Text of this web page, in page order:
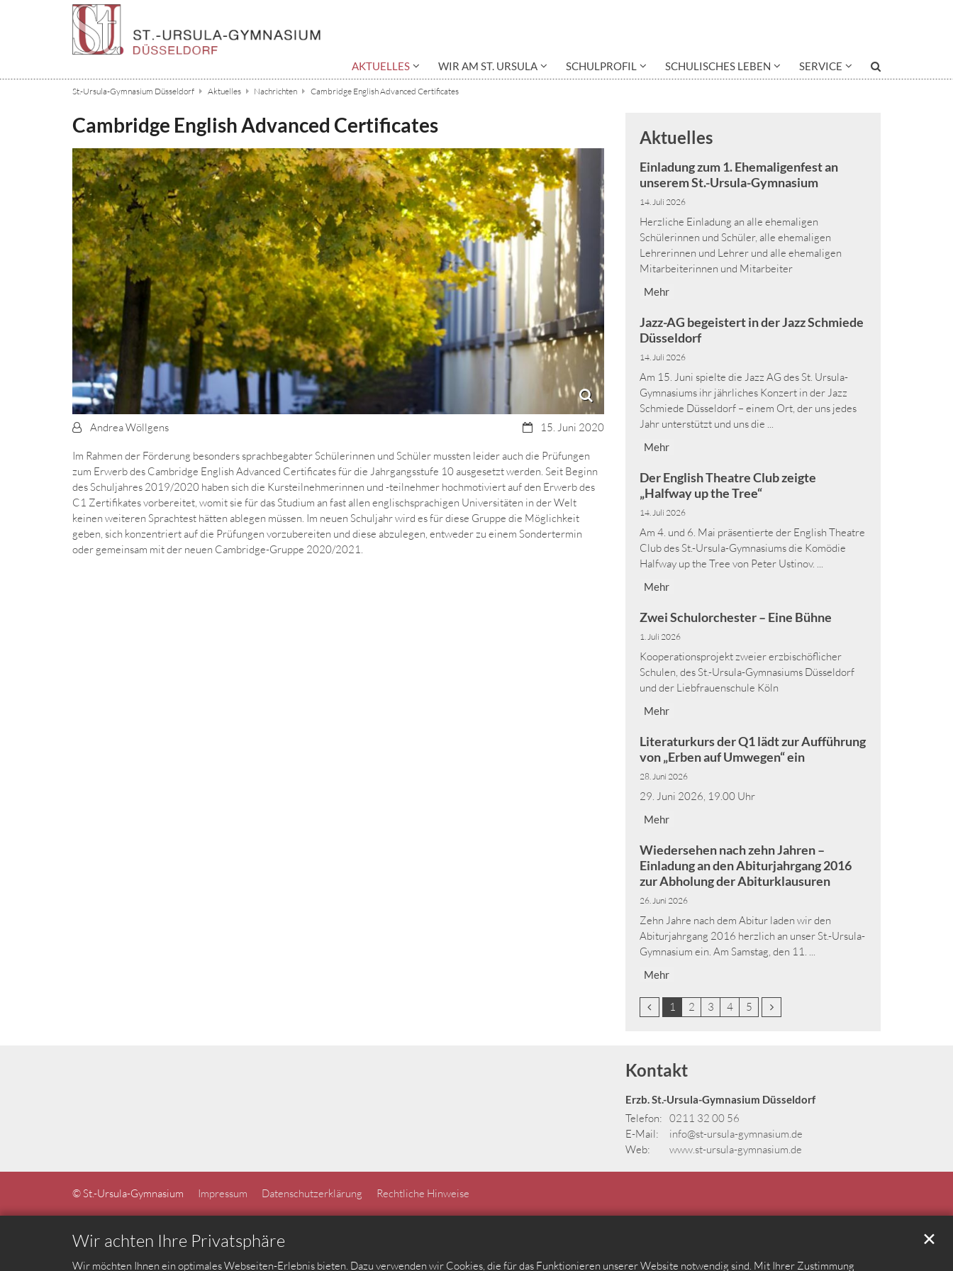
Wir achten Ihre Privatsphäre
Wir möchten Ihnen ein optimales Webseiten-Erlebnis bieten. Dazu verwenden wir Cookies, die für das Funktionieren unserer Website notwendig sind. Mit Ihrer Zustimmung
✕
Zum Inhalt springen
AKTUELLES WIR AM ST. URSULA SCHULPROFIL SCHULISCHES LEBEN SERVICE
St.-Ursula-Gymnasium Düsseldorf Aktuelles Nachrichten Cambridge English Advanced Certificates
Cambridge English Advanced Certificates
Datum:15. Juni 2020
Von:Andrea Wöllgens
Im Rahmen der Förderung besonders sprachbegabter Schülerinnen und Schüler mussten leider auch die Prüfungen
zum Erwerb des Cambridge English Advanced Certificates für die Jahrgangsstufe 10 ausgesetzt werden. Seit Beginn
des Schuljahres 2019/2020 haben sich die Kursteilnehmerinnen und -teilnehmer hochmotiviert auf den Erwerb des
C1 Zertifikates vorbereitet, womit sie für das Studium an fast allen englischsprachigen Universitäten in der Welt
keinen weiteren Sprachtest hätten ablegen müssen. Im neuen Schuljahr wird es für diese Gruppe die Möglichkeit
geben, sich konzentriert auf die Prüfungen vorzubereiten und diese abzulegen, entweder zu einem Sondertermin
oder gemeinsam mit der neuen Cambridge-Gruppe 2020/2021.
Aktuelles
Einladung zum 1. Ehemaligenfest an
unserem St.-Ursula-Gymnasium
14. Juli 2026
Herzliche Einladung an alle ehemaligen
Schülerinnen und Schüler, alle ehemaligen
Lehrerinnen und Lehrer und alle ehemaligen
Mitarbeiterinnen und Mitarbeiter
Mehr
Jazz-AG begeistert in der Jazz Schmiede
Düsseldorf
14. Juli 2026
Am 15. Juni spielte die Jazz AG des St. Ursula-
Gymnasiums ihr jährliches Konzert in der Jazz
Schmiede Düsseldorf – einem Ort, der uns jedes
Jahr unterstützt und uns die ...
Mehr
Der English Theatre Club zeigte
„Halfway up the Tree“
14. Juli 2026
Am 4. und 6. Mai präsentierte der English Theatre
Club des St.-Ursula-Gymnasiums die Komödie
Halfway up the Tree von Peter Ustinov. ...
Mehr
Zwei Schulorchester – Eine Bühne
1. Juli 2026
Kooperationsprojekt zweier erzbischöflicher
Schulen, des St.-Ursula-Gymnasiums Düsseldorf
und der Liebfrauenschule Köln
Mehr
Literaturkurs der Q1 lädt zur Aufführung
von „Erben auf Umwegen“ ein
28. Juni 2026
29. Juni 2026, 19.00 Uhr
Mehr
Wiedersehen nach zehn Jahren –
Einladung an den Abiturjahrgang 2016
zur Abholung der Abiturklausuren
26. Juni 2026
Zehn Jahre nach dem Abitur laden wir den
Abiturjahrgang 2016 herzlich an unser St.-Ursula-
Gymnasium ein. Am Samstag, den 11. ...
Mehr
Vorherige Seite
1 2 3 4 5 Nächste Seite
Kontakt
Erzb. St.-Ursula-Gymnasium Düsseldorf
Telefon: 0211 32 00 56
E-Mail:
info@st-ursula-gymnasium.de
Web:
www.st-ursula-gymnasium.de
© St.-Ursula-Gymnasium Impressum Datenschutzerklärung Rechtliche Hinweise